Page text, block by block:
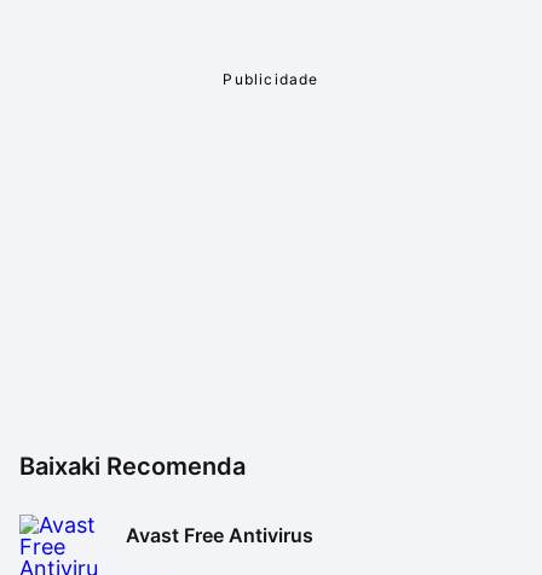
Baixaki Recomenda
Avast Free Antivirus